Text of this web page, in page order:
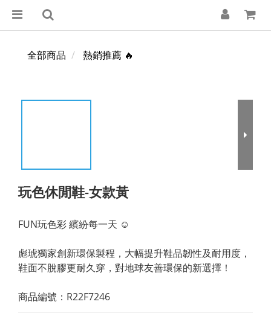
全部商品 熱銷推薦 🔥
玩色休閒鞋-女款黃
FUN玩色彩 繽紛每一天 ☺
彪琥獨家創新環保製程，大幅提升鞋品韌性及耐用度，
鞋面不脫膠更耐久穿，對地球友善環保的新選擇！
商品編號：R22F7246